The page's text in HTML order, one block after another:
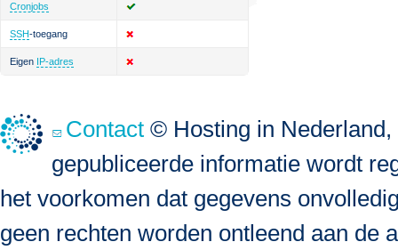
Cronjobs
SSH-toegang
Eigen IP-adres
Contact © Hosting in
gepubliceerde informatie wordt
het voorkomen dat gegevens
geen rechten worden ontleend aan de